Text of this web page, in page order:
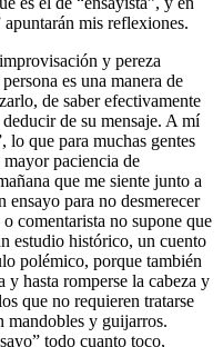
mis reflexiones.
y pereza
es una manera de
de saber efectivamente
de su mensaje. A mí
lo que para muchas gentes
paciencia de
que me siente junto a
ensayo para no desmerecer
comentarista no supone que
estudio histórico, un cuento
polémico, porque también
y hasta romperse la cabeza y
que no requieren tratarse
mandobles y guijarros.
todo cuanto toco,